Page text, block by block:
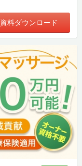
資料ダウンロード